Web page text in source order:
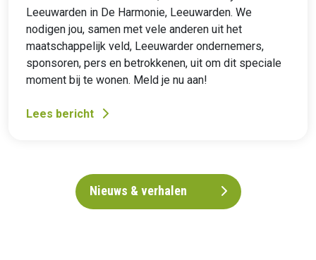
Leeuwarden in De Harmonie, Leeuwarden. We
nodigen jou, samen met vele anderen uit het
maatschappelijk veld, Leeuwarder ondernemers,
sponsoren, pers en betrokkenen, uit om dit speciale
moment bij te wonen. Meld je nu aan!
Lees bericht
Nieuws & verhalen